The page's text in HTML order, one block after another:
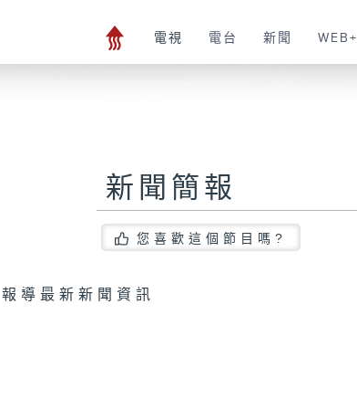
電視 電台 新聞 WEB+
新聞簡報
您喜歡這個節目嗎?
報導最新新聞資訊